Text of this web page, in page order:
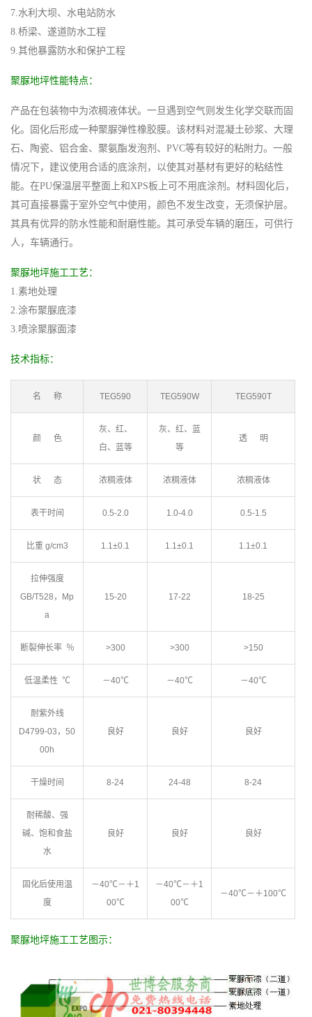
7.水利大坝、水电站防水
8.桥梁、遂道防水工程
9.其他暴露防水和保护工程
聚脲地坪性能特点：
产品在包装物中为浓稠液体状。一旦遇到空气则发生化学交联而固
化。固化后形成一种聚脲弹性橡胶膜。该材料对混凝土砂浆、大理
石、陶瓷、铝合金、聚氨酯发泡剂、PVC等有较好的粘附力。一般
情况下，建议使用合适的底涂剂，以使其对基材有更好的粘结性
能。在PU保温层平整面上和XPS板上可不用底涂剂。材料固化后，
其可直接暴露于室外空气中使用，颜色不发生改变，无须保护层。
其具有优异的防水性能和耐磨性能。其可承受车辆的磨压，可供行
人，车辆通行。
聚脲地坪施工工艺：
1.素地处理
2.涂布聚脲底漆
3.喷涂聚脲面漆
技术指标：
名 称 TEG590 TEG590W TEG590T
颜 色
灰、红、
白、蓝等
灰、红、蓝
等
透 明
状 态 浓稠液体 浓稠液体 浓稠液体
表干时间 0.5-2.0 1.0-4.0 0.5-1.5
比重 g/cm3 1.1±0.1 1.1±0.1 1.1±0.1
拉伸强度
GB/T528，Mp
a
15-20 17-22 18-25
断裂伸长率 ％ >300 >300 >150
低温柔性 ℃ －40℃ －40℃ －40℃
耐紫外线
D4799-03，50
00h
良好 良好 良好
干燥时间 8-24 24-48 8-24
耐稀酸、强
碱、饱和食盐
水
良好 良好 良好
固化后使用温
度
－40℃－＋1
00℃
－40℃－＋1
00℃
－40℃－＋100℃
聚脲地坪施工工艺图示：